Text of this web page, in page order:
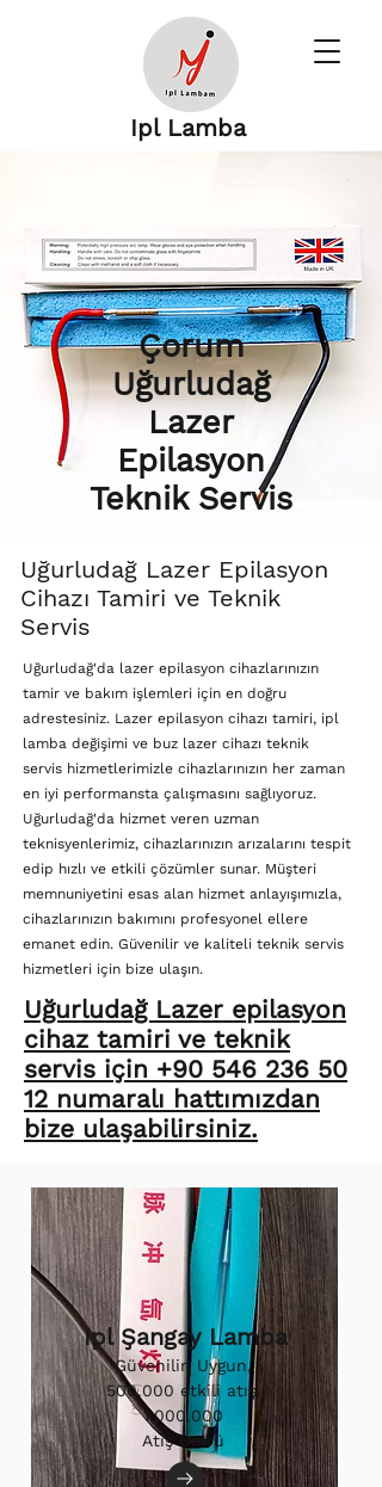
Ipl Lamba
Çorum
Uğurludağ
Lazer
Epilasyon
Teknik Servis
Uğurludağ Lazer Epilasyon
Cihazı Tamiri ve Teknik
Servis
Uğurludağ'da lazer epilasyon cihazlarınızın
tamir ve bakım işlemleri için en doğru
adrestesiniz. Lazer epilasyon cihazı tamiri, ipl
lamba değişimi ve buz lazer cihazı teknik
servis hizmetlerimizle cihazlarınızın her zaman
en iyi performansta çalışmasını sağlıyoruz.
Uğurludağ'da hizmet veren uzman
teknisyenlerimiz, cihazlarınızın arızalarını tespit
edip hızlı ve etkili çözümler sunar. Müşteri
memnuniyetini esas alan hizmet anlayışımızla,
cihazlarınızın bakımını profesyonel ellere
emanet edin. Güvenilir ve kaliteli teknik servis
hizmetleri için bize ulaşın.
Uğurludağ Lazer epilasyon
cihaz tamiri ve teknik
servis için +90 546 236 50
12 numaralı hattımızdan
bize ulaşabilirsiniz.
Ipl Şangay Lamba
Güvenilir, Uygun,
500.000 etkili atış.
1.000.000
Atış Ömrü